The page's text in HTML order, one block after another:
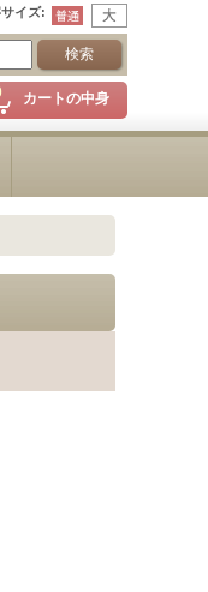
イズ:
カートの中身